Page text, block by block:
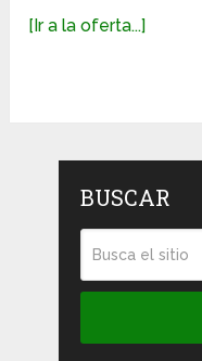
[Ir a la oferta...]
BUSCAR